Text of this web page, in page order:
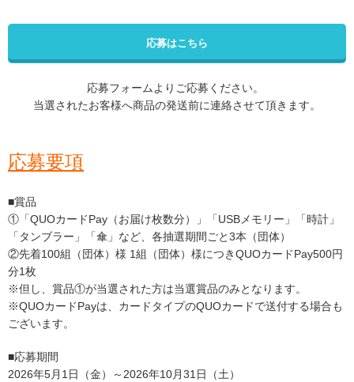
応募はこちら
応募フォームよりご応募ください。
当選されたお客様へ商品の発送前に連絡させて頂きます。
応募要項
■賞品
①「QUOカードPay（お届け枚数分）」「USBメモリー」「時計」
「タンブラー」「傘」など、各抽選期間ごと3本（団体）
②先着100組（団体）様 1組（団体）様につきQUOカードPay500円
分1枚
※但し、賞品①が当選された方は当選賞品のみとなります。
※QUOカードPayは、カードタイプのQUOカードで送付する場合も
ございます。
■応募期間
2026年5月1日（金）～2026年10月31日（土）